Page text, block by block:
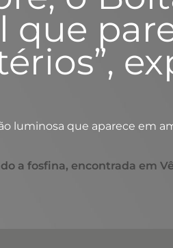
que
luminosa que aparece em
a fosfina, encontrada em